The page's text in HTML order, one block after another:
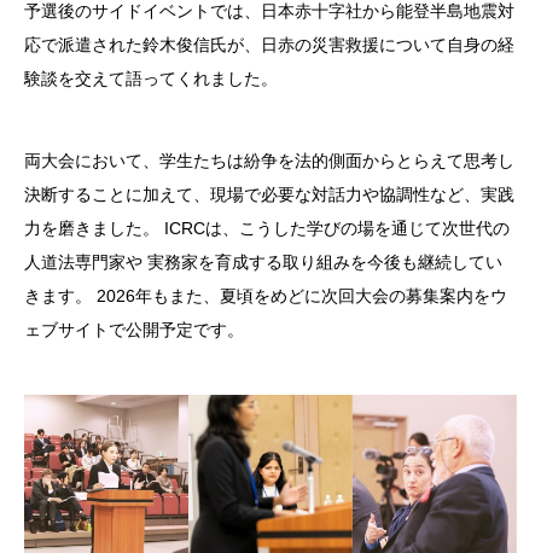
予選後のサイドイベントでは、日本赤十字社から能登半島地震対
応で派遣された鈴木俊信氏が、日赤の災害救援について自身の経
験談を交えて語ってくれました。
両大会において、学生たちは紛争を法的側面からとらえて思考し
決断することに加えて、現場で必要な対話力や協調性など、実践
力を磨きました。
ICRCは、こうした学びの場を通じて次世代の
人道法専門家や 実務家を育成する取り組みを今後も継続してい
きます。
2026年もまた、夏頃をめどに次回大会の募集案内をウ
ェブサイトで公開予定です。